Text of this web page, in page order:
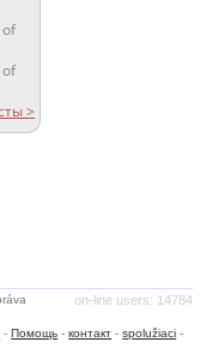
of
of
>
on-line users: 14784
-Помощь -контакт -spolužiaci -